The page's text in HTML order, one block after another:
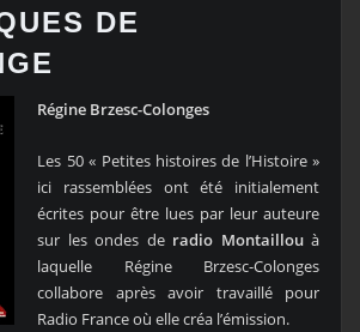
DE
Régine Brzesc-Colonges
Les 50 « Petites histoires de l’Histoire »
ici rassemblées ont été initialement
écrites pour être lues par leur auteure
sur les ondes de radio Montaillouà
laquelle Régine Brzesc-Colonges
collabore après avoir travaillé pour
Radio France où elle créa l’émission.